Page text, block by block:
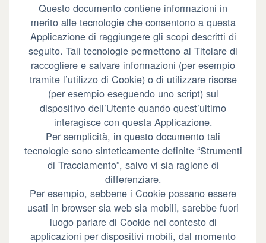
Questo documento contiene informazioni in
merito alle tecnologie che consentono a questa
Applicazione di raggiungere gli scopi descritti di
seguito. Tali tecnologie permettono al Titolare di
raccogliere e salvare informazioni (per esempio
tramite l’utilizzo di Cookie) o di utilizzare risorse
(per esempio eseguendo uno script) sul
dispositivo dell’Utente quando quest’ultimo
interagisce con questa Applicazione.
Per semplicità, in questo documento tali
tecnologie sono sinteticamente definite “Strumenti
di Tracciamento”, salvo vi sia ragione di
differenziare.
Per esempio, sebbene i Cookie possano essere
usati in browser sia web sia mobili, sarebbe fuori
luogo parlare di Cookie nel contesto di
applicazioni per dispositivi mobili, dal momento